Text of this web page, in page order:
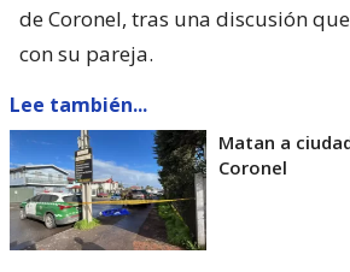
de Coronel, tras una discusión
con su pareja.
Lee también...
Matan a
Coronel